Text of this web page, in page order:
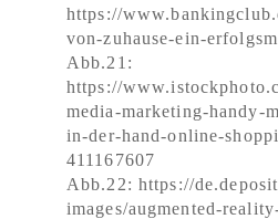
https://
von-zuhause-ein-
Abb.21:
https://
media-marketing-handy-
in-der-hand-online-
411167607
Abb.22: https://
images/augmented-